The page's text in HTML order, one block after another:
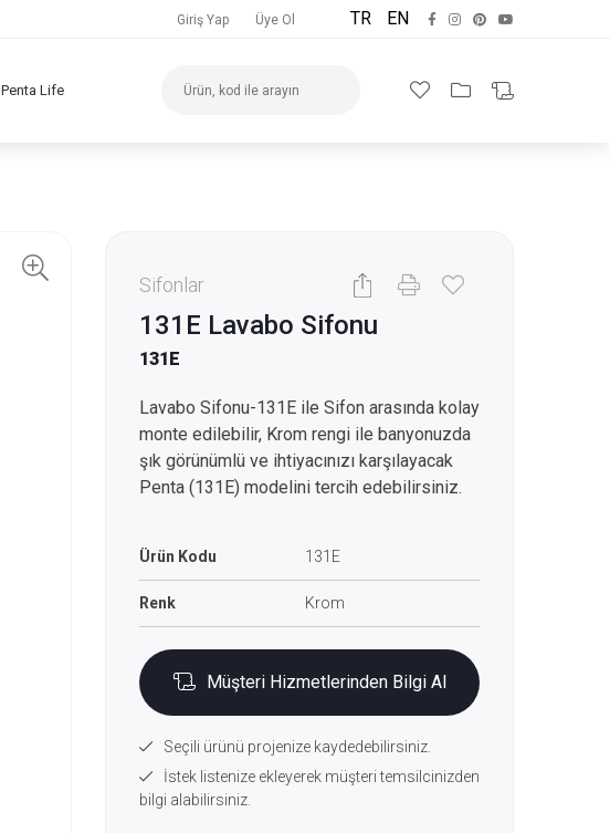
Giriş Yap Üye Ol TR EN
Penta Life
Sifonlar
131E Lavabo Sifonu
131E
Lavabo Sifonu-131E ile Sifon arasında kolay
monte edilebilir, Krom rengi ile banyonuzda
şık görünümlü ve ihtiyacınızı karşılayacak
Penta (131E) modelini tercih edebilirsiniz.
Ürün Kodu 131E
Renk Krom
Müşteri Hizmetlerinden Bilgi Al
Seçili ürünü projenize kaydedebilirsiniz.
İstek listenize ekleyerek müşteri temsilcinizden
bilgi alabilirsiniz.